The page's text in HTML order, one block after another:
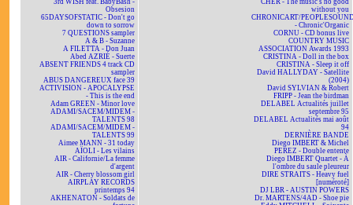
3rd WISH feat. BabyBash -
Obsesion
65DAYSOFSTATIC - Don't go
down to sorrow
7 QUESTIONS sampler
A & B - Suzanne
A FILETTA - Don Juan
Abed AZRIÉ - Suerte
ABSENT FRIENDS 4 track CD
sampler
ABUS DANGEREUX face 39
ACTIVISION - APOCALYPSE
- This is the end
Adam GREEN - Minor love
ADAMI/SACEM/MIDEM -
TALENTS 98
ADAMI/SACEM/MIDEM -
TALENTS 99
Aimee MANN - 31 today
AÏOLI - Les vilains
AIR - Californie/La femme
d'argent
AIR - Cherry blossom girl
AIRPLAY RECORDS
printemps 94
AKHENATON - Soldats de
CHER - The music's no good
without you
CHRONICART/
- Chronic'Organic
CORNU - CD bonus live
COUNTRY MUSIC
ASSOCIATION Awards 1993
CRISTINA - Doll in the box
CRISTINA - Sleep it off
David HALLYDAY - Satellite
(2004)
David SYLVIAN & Robert
FRIPP - Jean the birdman
DELABEL Actualités juillet
septembre 95
DELABEL Actualités mai août
94
DERNIÈRE BANDE
Diego IMBERT & Michel
PEREZ - Double entente
Diego IMBERT Quartet - À
l'ombre du saule pleureur
DIRE STRAITS - Heavy fuel
[numéroté]
DJ LBR - AUSTIN POWERS
Dr. MARTENS/4AD - Shoe pie